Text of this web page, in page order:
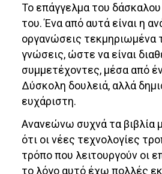
Το επάγγελμα του δάσκαλου
του. Ένα από αυτά είναι η
οργανώσεις τεκμηριωμένα
γνώσεις, ώστε να είναι
συμμετέχοντες, μέσα από
Δύσκολη δουλειά, αλλά
ευχάριστη.
Ανανεώνω συχνά τα βιβλία
ότι οι νέες τεχνολογίες
τρόπο που λειτουργούν οι
το λόγο αυτό έχω πολλές